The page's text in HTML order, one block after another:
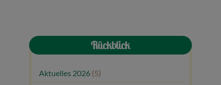
Rückblick
Aktuelles 2026 (5)